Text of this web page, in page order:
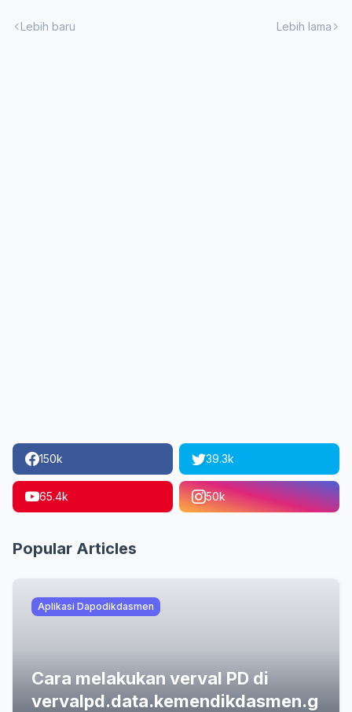
Lebih baru Lebih lama
150k 39.3k
65.4k 50k
Popular Articles
Aplikasi Dapodikdasmen
Cara melakukan verval PD di
vervalpd.data.kemendikdasmen.g